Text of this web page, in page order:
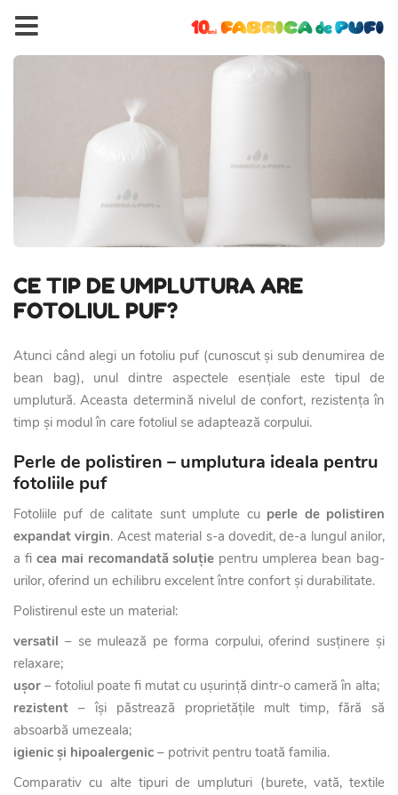
CE TIP DE UMPLUTURA ARE
FOTOLIUL PUF?
Atunci când alegi un fotoliu puf (cunoscut și sub denumirea de
bean bag), unul dintre aspectele esențiale este tipul de
umplutură. Aceasta determină nivelul de confort, rezistența în
timp și modul în care fotoliul se adaptează corpului.
Perle de polistiren – umplutura ideala pentru
fotoliile puf
Fotoliile puf de calitate sunt umplute cu perle de polistiren
expandat virgin. Acest material s-a dovedit, de-a lungul anilor,
a fi cea mai recomandată soluție pentru umplerea bean bag-
urilor, oferind un echilibru excelent între confort și durabilitate.
Polistirenul este un material:
versatil – se mulează pe forma corpului, oferind susținere și
relaxare;
ușor – fotoliul poate fi mutat cu ușurință dintr-o cameră în alta;
rezistent – își păstrează proprietățile mult timp, fără să
absoarbă umezeala;
igienic și hipoalergenic – potrivit pentru toată familia.
Comparativ cu alte tipuri de umpluturi (burete, vată, textile